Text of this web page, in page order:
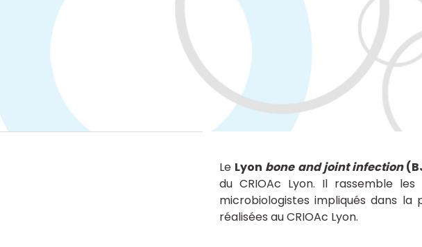
Le Lyon bone and joint infection
du CRIOAc Lyon. Il rassemble
microbiologistes impliqués dans
réalisées au CRIOAc Lyon.